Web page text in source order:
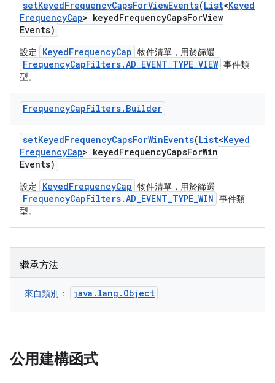
setKeyedFrequencyCapsForViewEvents(List<Keyed
FrequencyCap> keyedFrequencyCapsForView
Events)
設定 KeyedFrequencyCap 物件清單，用於篩選
FrequencyCapFilters.AD_EVENT_TYPE_VIEW 事件類
型。
FrequencyCapFilters. Builder
setKeyedFrequencyCapsForWinEvents(List<Keyed
FrequencyCap> keyedFrequencyCapsForWin
Events)
設定 KeyedFrequencyCap 物件清單，用於篩選
FrequencyCapFilters.AD_EVENT_TYPE_WIN 事件類
型。
繼承方法
來自類別： java.lang.Object
公用建構函式